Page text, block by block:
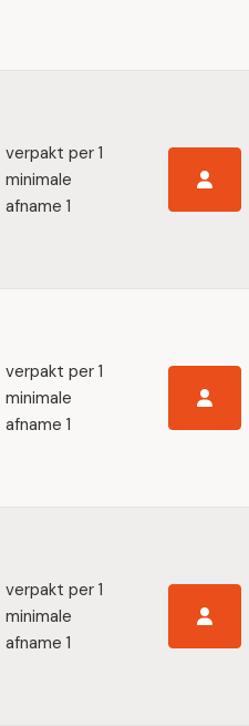
verpakt per 1
minimale
afname 1
verpakt per 1
minimale
afname 1
verpakt per 1
minimale
afname 1